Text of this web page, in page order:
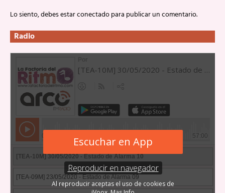
Lo siento, debes estarconectadopara publicar un comentario.
Radio